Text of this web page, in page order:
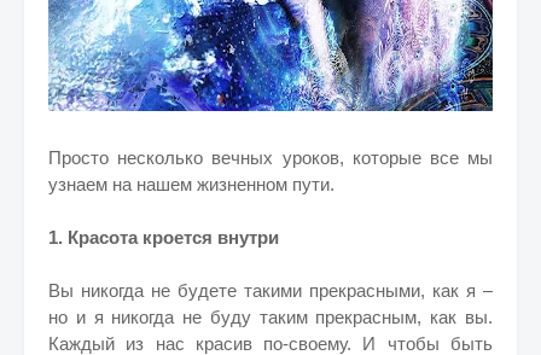
Просто несколько вечных уроков, которые все мы
узнаем на нашем жизненном пути.
1. Красота кроется внутри
Вы никогда не будете такими прекрасными, как я –
но и я никогда не буду таким прекрасным, как вы.
Каждый из нас красив по-своему. И чтобы быть